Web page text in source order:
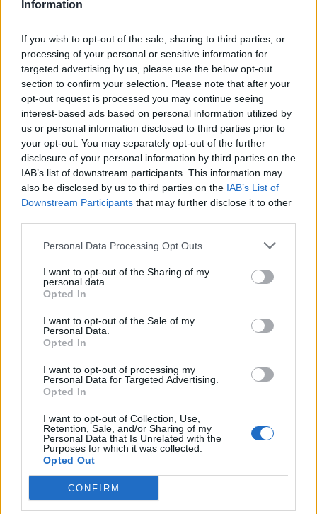
Information
If you wish to opt-out of the sale, sharing to third parties, or
processing of your personal or sensitive information for
targeted advertising by us, please use the below opt-out
section to confirm your selection. Please note that after your
opt-out request is processed you may continue seeing
interest-based ads based on personal information utilized by
us or personal information disclosed to third parties prior to
your opt-out. You may separately opt-out of the further
disclosure of your personal information by third parties on the
IAB’s list of downstream participants. This information may
also be disclosed by us to third parties on the IAB’s List of
Downstream Participants that may further disclose it to other
Personal Data Processing Opt Outs
I want to opt-out of the Sharing of my
personal data.
Opted In
I want to opt-out of the Sale of my
Personal Data.
Opted In
I want to opt-out of processing my
Personal Data for Targeted Advertising.
Opted In
I want to opt-out of Collection, Use,
Retention, Sale, and/or Sharing of my
Personal Data that Is Unrelated with the
Purposes for which it was collected.
Opted Out
CONFIRM
AUDIO E PODCAST
Altri articoli che potrebbero piacerti
AZIENDE E MERCATI
Davide Sechi
Lenush Saf costruisce un ecosistema tra creatività,
impresa e musica